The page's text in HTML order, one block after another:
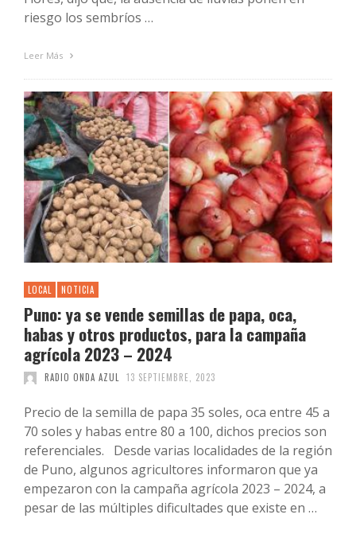
riesgo los sembríos …
Leer Más
LOCAL NOTICIA
Puno: ya se vende semillas de papa, oca,
habas y otros productos, para la campaña
agrícola 2023 – 2024
RADIO ONDA AZUL 13 SEPTIEMBRE, 2023
Precio de la semilla de papa 35 soles, oca entre 45 a
70 soles y habas entre 80 a 100, dichos precios son
referenciales. Desde varias localidades de la región
de Puno, algunos agricultores informaron que ya
empezaron con la campaña agrícola 2023 – 2024, a
pesar de las múltiples dificultades que existe en …